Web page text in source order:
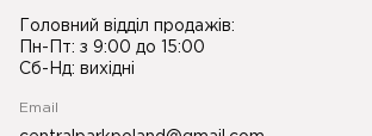
Головний відділ продажів:
Пн-Пт: з 9:00 до 15:00
Сб-Нд: вихідні
Email